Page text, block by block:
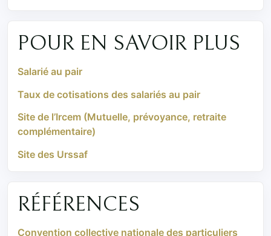
POUR EN SAVOIR PLUS
Salarié au pair
Taux de cotisations des salariés au pair
Site de l’Ircem (Mutuelle, prévoyance, retraite
complémentaire)
Site des Urssaf
RÉFÉRENCES
Convention collective nationale des particuliers